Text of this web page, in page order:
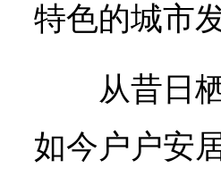
特色的城市
从昔日
如今户户安